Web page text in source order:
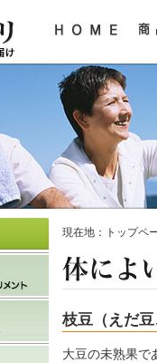
枝豆（えだ
大豆の未熟果で
現在地： トップペ